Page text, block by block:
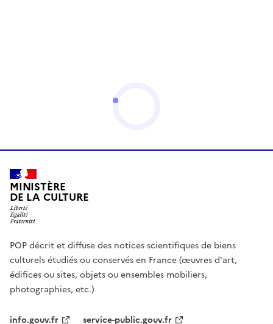
MINISTÈRE
DE LA CULTURE
POP décrit et diffuse des notices scientifiques de biens
culturels étudiés ou conservés en France (œuvres d'art,
édifices ou sites, objets ou ensembles mobiliers,
photographies, etc.)
info.gouv.fr service-public.gouv.fr